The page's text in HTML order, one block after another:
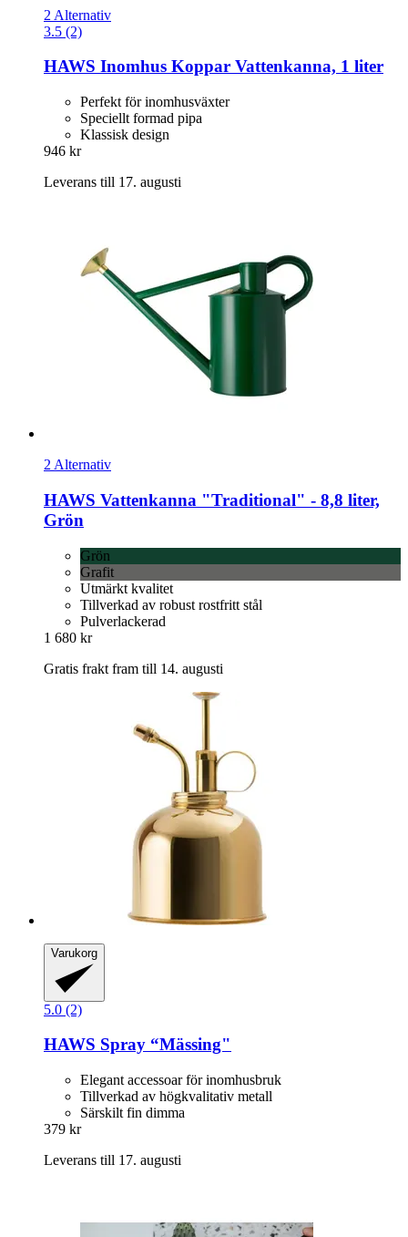
2 Alternativ
3.5 (2)
HAWS Inomhus Koppar Vattenkanna, 1 liter
Perfekt för inomhusväxter
Speciellt formad pipa
Klassisk design
946 kr
Leverans till 17. augusti
2 Alternativ
HAWS Vattenkanna "Traditional" -​ 8,8 liter,
Grön
Grön
Grafit
Utmärkt kvalitet
Tillverkad av robust rostfritt stål
Pulverlackerad
1 680 kr
Gratis frakt fram till 14. augusti
Varukorg
5.0 (2)
HAWS Spray “Mässing"
Elegant accessoar för inomhusbruk
Tillverkad av högkvalitativ metall
Särskilt fin dimma
379 kr
Leverans till 17. augusti